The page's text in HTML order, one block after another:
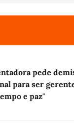
pede
para ser
e paz"